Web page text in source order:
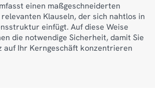
einen maßgeschneiderten
Klauseln, der sich nahtlos in
einfügt. Auf diese Weise
die notwendige Sicherheit, damit Sie
auf Ihr Kerngeschäft konzentrieren